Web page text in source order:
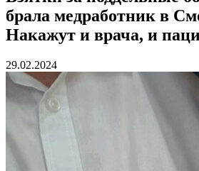
брала медработник в
Накажут и врача, и
29.02.2024